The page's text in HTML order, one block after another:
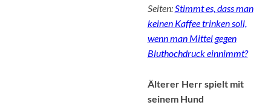
Seiten:Stimmt es, dass man
keinen Kaffee trinken soll,
wenn man Mittel gegen
Bluthochdruck einnimmt?
Älterer Herr spielt mit
seinem Hund